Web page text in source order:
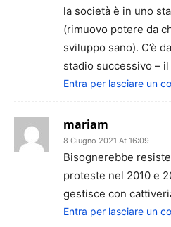
la società è in uno
(rimuovo potere da
sviluppo sano). C’è
stadio successivo –
Entra per lasciare un
mariam
8 Giugno 2021 At 16:09
Bisognerebbe
proteste nel 2010 e
gestisce con
Entra per lasciare un